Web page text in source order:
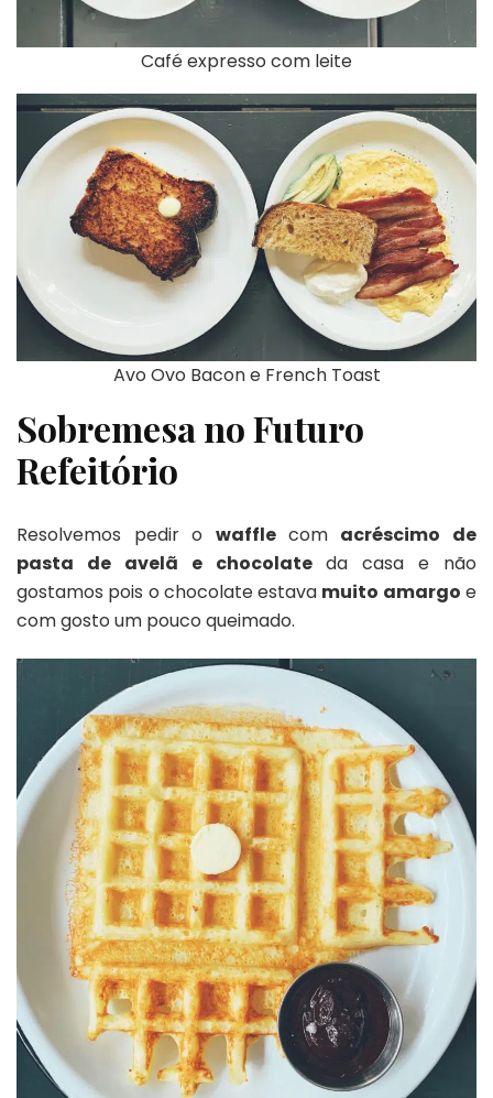
Café expresso com leite
Avo Ovo Bacon e French Toast
Sobremesa no Futuro
Refeitório
Resolvemos pedir o waffle com acréscimo de
pasta de avelã e chocolateda casa e não
gostamos pois o chocolate estava muito amargo e
com gosto um pouco queimado.